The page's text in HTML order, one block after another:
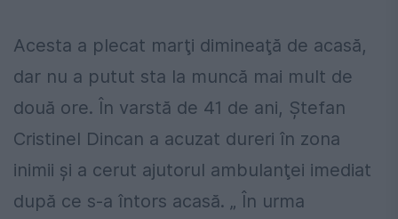
Acesta a plecat marţi dimineaţă de acasă,
dar nu a putut sta la muncă mai mult de
două ore. În varstă de 41 de ani, Ştefan
Cristinel Dincan a acuzat dureri în zona
inimii şi a cerut ajutorul ambulanţei imediat
după ce s-a întors acasă. „ În urma